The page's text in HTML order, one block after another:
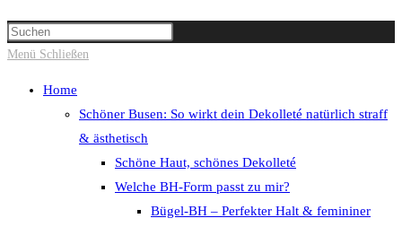
Suche
umschalten
the
panel.
Menü Schließen
Home
Schöner Busen: So wirkt dein Dekolleté natürlich straff
& ästhetisch
Schöne Haut, schönes Dekolleté
Welche BH-Form passt zu mir?
Bügel-BH – Perfekter Halt & femininer